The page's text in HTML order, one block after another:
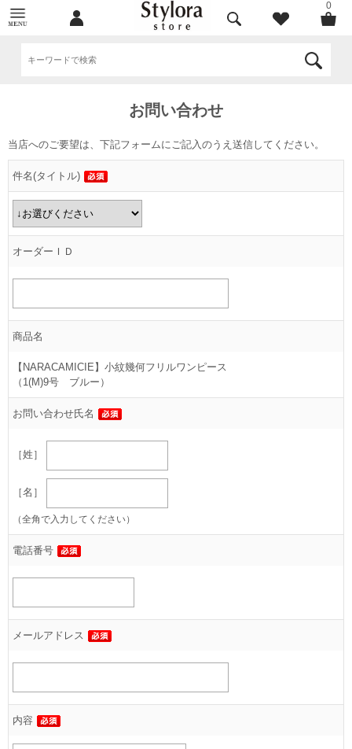
0
お問い合わせ
当店へのご要望は、下記フォームにご記入のうえ送信してください。
件名(タイトル)
オーダーＩＤ
商品名
【NARACAMICIE】小紋幾何フリルワンピース
（1(M)9号 ブルー）
お問い合わせ氏名
［姓］
［名］
（全角で入力してください）
電話番号
メールアドレス
内容